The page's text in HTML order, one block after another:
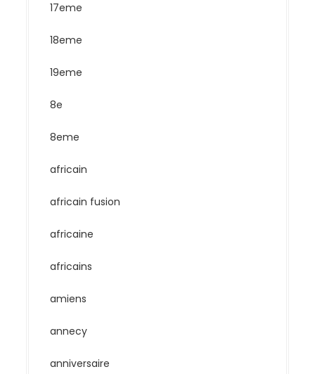
17eme
18eme
19eme
8e
8eme
africain
africain fusion
africaine
africains
amiens
annecy
anniversaire